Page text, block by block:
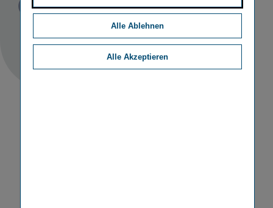
PR Veröffentlicht
07.06.2019 STICHWORTE
SONSTIGE
Alle Ablehnen
Alle Akzeptieren